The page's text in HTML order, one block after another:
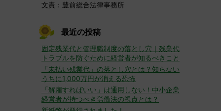
文責：豊前総合法律事務所
最近の投稿
固定残業代と管理職制度の落とし穴｜残業代
トラブルを防ぐために経営者が知るべきこと
「未払い残業代」の落とし穴とは？知らない
うちに1,000万円が消える恐怖
「解雇すればいい」は通用しない！中小企業
経営者が持つべき労働法の視点とは？